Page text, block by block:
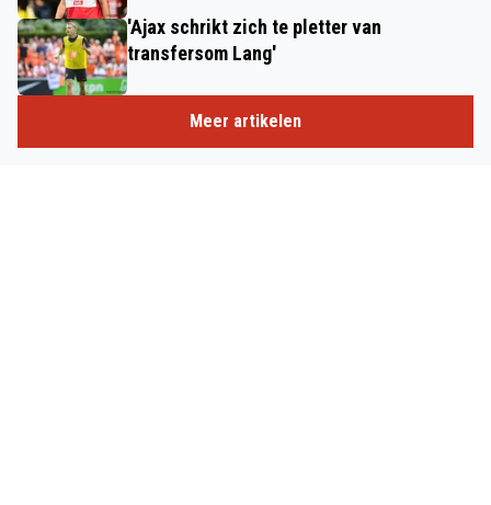
'Ajax schrikt zich te pletter van
transfersom Lang'
Meer artikelen